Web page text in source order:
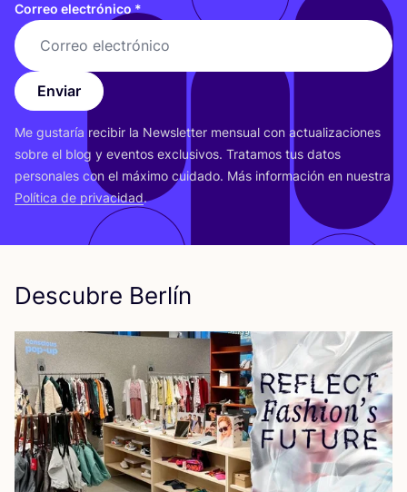
Correo electrónico *
Enviar
Me gus­ta­ría reci­bir la News­let­ter men­sual con actua­li­za­cio­nes
sobre el blog y even­tos exclu­si­vos. Tra­ta­mos tus datos
per­so­na­les con el máxi­mo cui­da­do. Más infor­ma­ción en nues­tra
Polí­ti­ca de pri­va­ci­dad.
Descubre Berlín